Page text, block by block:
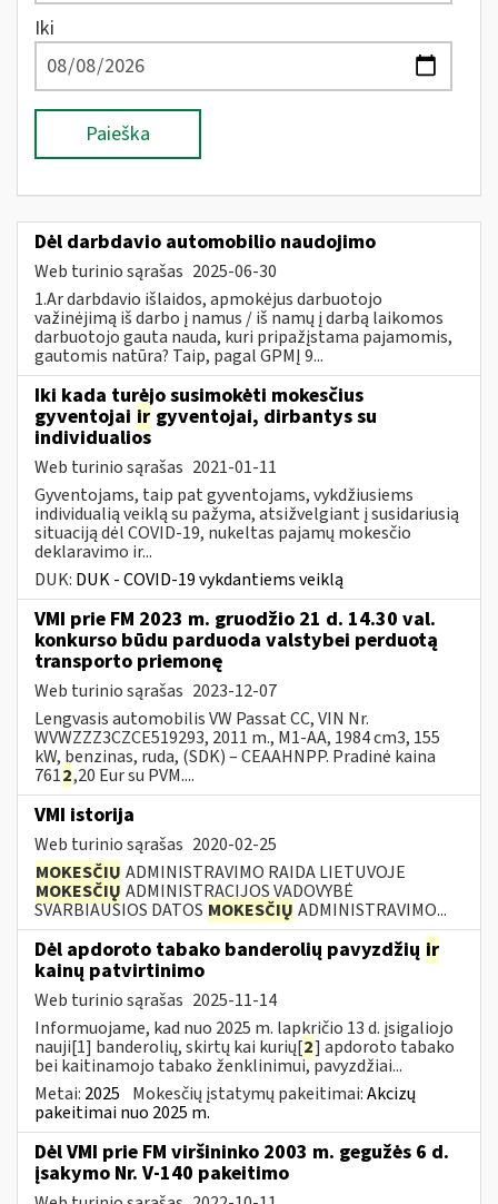
Iki
Paieška
Dėl darbdavio automobilio naudojimo
Web turinio sąrašas 2025-06-30
1.Ar darbdavio išlaidos, apmokėjus darbuotojo
važinėjimą iš darbo į namus / iš namų į darbą laikomos
darbuotojo gauta nauda, kuri pripažįstama pajamomis,
gautomis natūra? Taip, pagal GPMĮ 9...
Iki kada turėjo susimokėti mokesčius
gyventojai ir gyventojai, dirbantys su
individualios
Web turinio sąrašas 2021-01-11
Gyventojams, taip pat gyventojams, vykdžiusiems
individualią veiklą su pažyma, atsižvelgiant į susidariusią
situaciją dėl COVID-19, nukeltas pajamų mokesčio
deklaravimo ir...
DUK: DUK - COVID-19 vykdantiems veiklą
VMI prie FM 2023 m. gruodžio 21 d. 14.30 val.
konkurso būdu parduoda valstybei perduotą
transporto priemonę
Web turinio sąrašas 2023-12-07
Lengvasis automobilis VW Passat CC, VIN Nr.
WVWZZZ3CZCE519293, 2011 m., M1-AA, 1984 cm3, 155
kW, benzinas, ruda, (SDK) – CEAAHNPP. Pradinė kaina
7612,20 Eur su PVM....
VMI istorija
Web turinio sąrašas 2020-02-25
MOKESČIŲ ADMINISTRAVIMO RAIDA LIETUVOJE
MOKESČIŲ ADMINISTRACIJOS VADOVYBĖ
SVARBIAUSIOS DATOS MOKESČIŲ ADMINISTRAVIMO...
Dėl apdoroto tabako banderolių pavyzdžių ir
kainų patvirtinimo
Web turinio sąrašas 2025-11-14
Informuojame, kad nuo 2025 m. lapkričio 13 d. įsigaliojo
nauji[1] banderolių, skirtų kai kurių[2] apdoroto tabako
bei kaitinamojo tabako ženklinimui, pavyzdžiai...
Metai: 2025 Mokesčių įstatymų pakeitimai:Akcizų
pakeitimai nuo 2025 m.
Dėl VMI prie FM viršininko 2003 m. gegužės 6 d.
įsakymo Nr. V-140 pakeitimo